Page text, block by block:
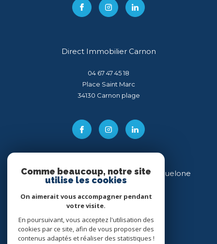
Direct Immobilier Carnon
04 67 47 45 18
Place Saint Marc
34130
carnon plage
Direct Immobilier Villeneuve-lès-Maguelone
04 99 54 11 43
34 place des Héros
34750
villeneuve-lès-maguelone
Comme beaucoup, notre site
utilise les cookies
On aimerait vous accompagner pendant
votre visite.
En poursuivant, vous acceptez l'utilisation des
cookies par ce site, afin de vous proposer des
contenus adaptés et réaliser des statistiques !